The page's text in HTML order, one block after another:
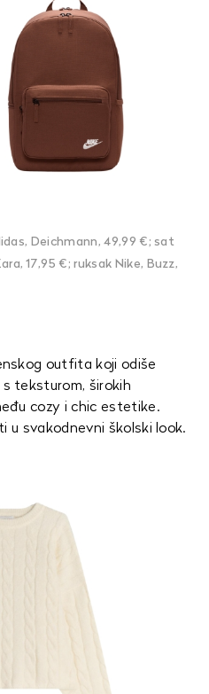
Deichmann, 49,99 €; sat
17,95 €; ruksak Nike, Buzz,
outfita koji odiše
s teksturom, širokih
cozy i chic estetike.
u svakodnevni školski look.